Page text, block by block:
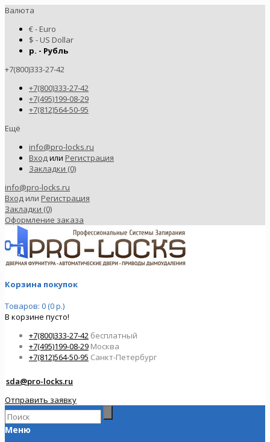
Валюта
€ - Euro
$ - US Dollar
р. - Рубль
+7(800)333-27-42
+7(800)333-27-42
+7(495)199-08-29
+7(812)564-50-95
Ещё
info@pro-locks.ru
Входили Регистрация
Закладки (0)
info@pro-locks.ru
Вход или Регистрация
Закладки (0)
Оформление заказа
Корзина покупок
Товаров: 0 (0 р.)
В корзине пусто!
+7(800)333-27-42 бесплатный
+7(495)199-08-29 Москва
+7(812)564-50-95 Санкт-Петербург
sda@pro-locks.ru
Отправить заявку
Меню